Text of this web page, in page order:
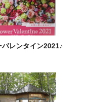
バレンタイン2021♪